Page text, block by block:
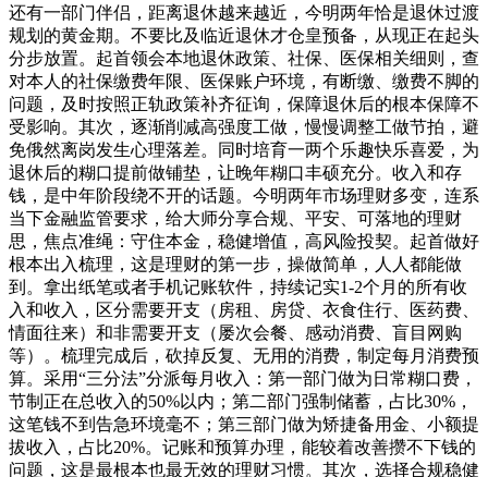
还有一部门伴侣，距离退休越来越近，今明两年恰是退休过渡
规划的黄金期。不要比及临近退休才仓皇预备，从现正在起头
分步放置。起首领会本地退休政策、社保、医保相关细则，查
对本人的社保缴费年限、医保账户环境，有断缴、缴费不脚的
问题，及时按照正轨政策补齐征询，保障退休后的根本保障不
受影响。其次，逐渐削减高强度工做，慢慢调整工做节拍，避
免俄然离岗发生心理落差。同时培育一两个乐趣快乐喜爱，为
退休后的糊口提前做铺垫，让晚年糊口丰硕充分。收入和存
钱，是中年阶段绕不开的话题。今明两年市场理财多变，连系
当下金融监管要求，给大师分享合规、平安、可落地的理财
思，焦点准绳：守住本金，稳健增值，高风险投契。起首做好
根本出入梳理，这是理财的第一步，操做简单，人人都能做
到。拿出纸笔或者手机记账软件，持续记实1-2个月的所有收
入和收入，区分需要开支（房租、房贷、衣食住行、医药费、
情面往来）和非需要开支（屡次会餐、感动消费、盲目网购
等）。梳理完成后，砍掉反复、无用的消费，制定每月消费预
算。采用“三分法”分派每月收入：第一部门做为日常糊口费，
节制正在总收入的50%以内；第二部门强制储蓄，占比30%，
这笔钱不到告急环境毫不；第三部门做为矫捷备用金、小额提
拔收入，占比20%。记账和预算办理，能较着改善攒不下钱的
问题，这是最根本也最无效的理财习惯。其次，选择合规稳健